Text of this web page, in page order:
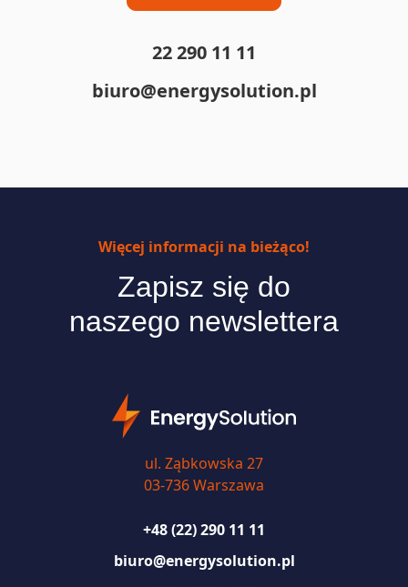
22 290 11 11
biuro@energysolution.pl
Więcej informacji na bieżąco!
Zapisz się do
naszego newslettera
ul. Ząbkowska 27
03-736 Warszawa
+48 (22) 290 11 11
biuro@energysolution.pl